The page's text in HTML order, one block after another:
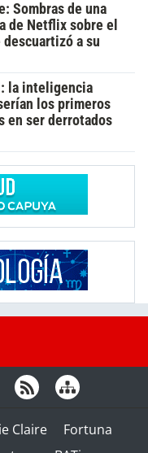
Sombras de una
de Netflix sobre el
descuartizó a su
la inteligencia
los primeros
en ser derrotados
Claire
Fortuna